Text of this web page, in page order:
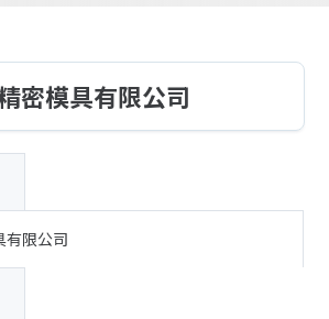
密模具有限公司
有限公司